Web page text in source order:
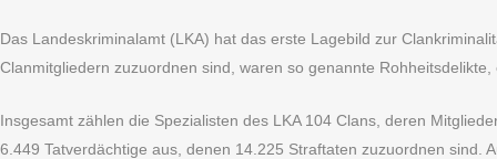
Das Landeskriminalamt (LKA) hat das erste Lagebild zur
Clanmitgliedern zuzuordnen sind, waren so genannte
Insgesamt zählen die Spezialisten des LKA 104 Clans, deren
6.449 Tatverdächtige aus, denen 14.225 Straftaten zuzuordnen sind.